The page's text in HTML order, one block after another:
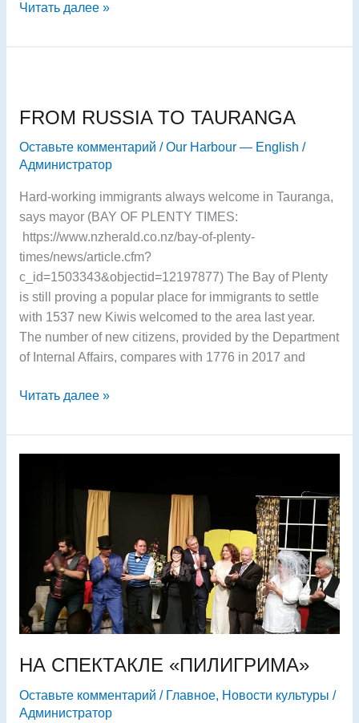
Читать далее »
FROM RUSSIA TO TAURANGA
Оставьте комментарий /Our Harbour — English /
Администратор
Hard-working immigrants always welcome in Tauranga,
says mayor (BAY OF PLENTY TIMES:
https://www.nzherald.co.nz/bay-of-plenty-
times/news/article.cfm?
c_id=1503343&objectid=12197877) The Bay of Plenty
is still proving a popular place for immigrants to settle
with 1537 new Kiwis welcomed to the area last year.
The number of new citizens, provided by the Department
of Internal Affairs, compares with 1776 in 2017 and
TO
Читать далее »
НА СПЕКТАКЛЕ «ПИЛИГРИМА»
Оставьте комментарий / Главное, Новости культуры /
Администратор
«ПИЛИГРИМА»